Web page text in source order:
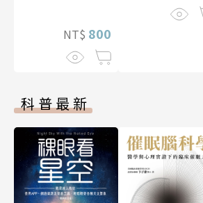
NT$ 800
科普最新